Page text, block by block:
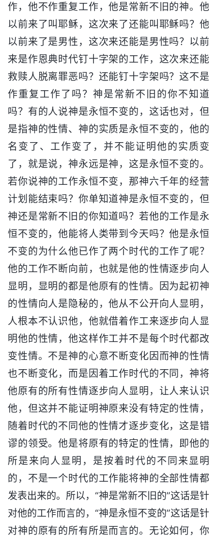
作，他不作重复工作，他是常新不旧的神。他
以前来了叫耶稣，这次来了还能叫耶稣吗？他
以前来了是男性，这次来还能是男性吗？以前
来是作恩典时代钉十字架的工作，这次来还能
救赎人脱离罪恶吗？还能钉十字架吗？这不是
作重复工作了吗？神是常新不旧的你不知道
吗？有的人说神是永恒不变的，这话也对，但
是指神的性情、神的实质是永恒不变的，他的
名变了、工作变了，并不能证明他的实质变
了，就是说，神永远是神，这是永恒不变的。
若你说神的工作永恒不变，那神六千年的经营
计划能结束吗？你单知道神是永恒不变的，但
神还是常新不旧的你知道吗？若他的工作是永
恒不变的，他能将人类带到今天吗？他是永恒
不变的为什么他已作了两个时代的工作了呢？
他的工作不断向前，也就是他的性情逐步向人
显明，显明的都是他原有的性情。因为起初神
的性情向人是隐秘的，他从不公开向人显明，
人根本不认识他，他就借着作工来逐步向人显
明他的性情，他这样作工并不是每个时代都改
变性情。不是神的心意不断变化因而神的性情
也不断变化，而是因着工作时代的不同，神将
他原有的所有性情逐步向人显明，让人来认识
他，但这并不能证明神原来没有特定的性情，
随着时代的不同他的性情才逐步变化，这是错
谬的领受。他是将原有的特定的性情，即他的
所是来向人显明，是按着时代的不同来显明
的，不是一个时代的工作能将神的全部性情都
发表出来的。所以，“神是常新不旧的”这话是针
对他的工作而言的，“神是永恒不变的”这话是针
对神的原有的所有所是而言的。无论如何，你